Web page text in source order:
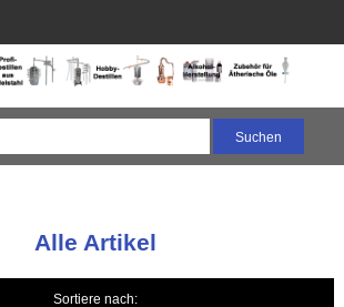
Alle Artikel
Sortiere nach: